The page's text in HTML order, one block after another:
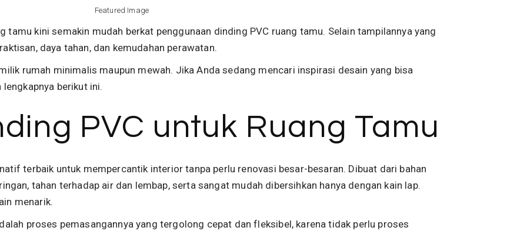
Featured Image
tamu kini semakin mudah berkat penggunaan dinding PVC ruang tamu. Selain tampilannya yang
daya tahan, dan kemudahan perawatan.
rumah minimalis maupun mewah. Jika Anda sedang mencari inspirasi desain yang bisa
berikut ini.
PVC untuk Ruang Tamu
terbaik untuk mempercantik interior tanpa perlu renovasi besar-besaran. Dibuat dari bahan
tahan terhadap air dan lembap, serta sangat mudah dibersihkan hanya dengan kain lap.
menarik.
proses pemasangannya yang tergolong cepat dan fleksibel, karena tidak perlu proses